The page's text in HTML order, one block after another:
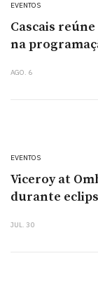
EVENTOS
Cascais
na
AGO. 6
EVENTOS
Viceroy at
durante
JUL. 30